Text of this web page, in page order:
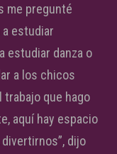
me pregunté
a estudiar
estudiar danza o
a los chicos
trabajo que hago
aquí hay espacio
dijo